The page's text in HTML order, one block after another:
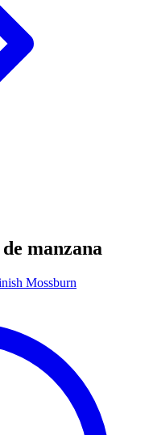
manzana
Mossburn